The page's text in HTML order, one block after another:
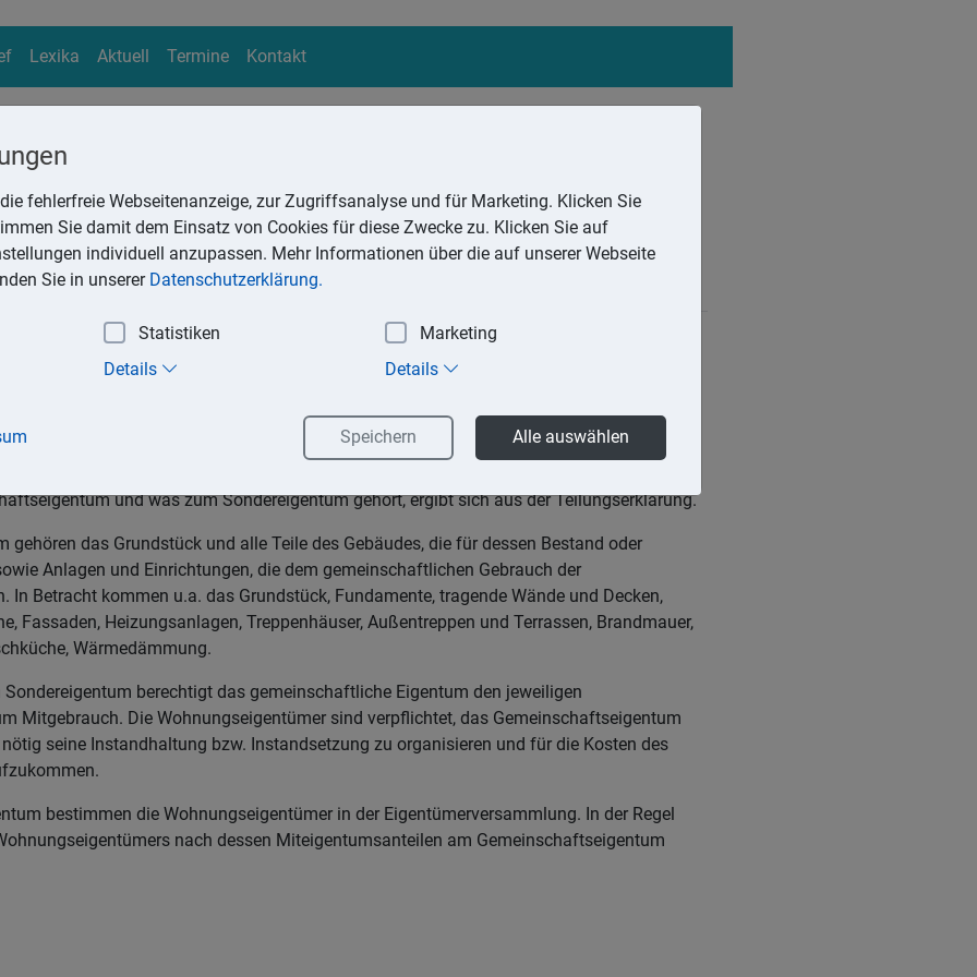
Lexika Aktuell Termine Kontakt
Suchen
beim Wohnungseigentum
muss zwischen zwei Arten von Eigentum unterscheiden: das Sondereigentum und
das Sondereigentum an der Eigentumswohnung (z. B. die Wohnung) dem
allein gehört und er allein dafür verantwortlich ist, gehört das Gemeinschaftseigentum
zusammen. Alles, was damit geschieht, muss gemeinsam beschlossen
und was zum Sondereigentum gehört, ergibt sich aus der Teilungserklärung.
gehören das Grundstück und alle Teile des Gebäudes, die für dessen Bestand oder
Anlagen und Einrichtungen, die dem gemeinschaftlichen Gebrauch der
In Betracht kommen u.a. das Grundstück, Fundamente, tragende Wände und Decken,
Fassaden, Heizungsanlagen, Treppenhäuser, Außentreppen und Terrassen, Brandmauer,
Wärmedämmung.
Sondereigentum berechtigt das gemeinschaftliche Eigentum den jeweiligen
Mitgebrauch. Die Wohnungseigentümer sind verpflichtet, das Gemeinschaftseigentum
seine Instandhaltung bzw. Instandsetzung zu organisieren und für die Kosten des
bestimmen die Wohnungseigentümer in der Eigentümerversammlung. In der Regel
nach dessen Miteigentumsanteilen am Gemeinschaftseigentum
fehlerfreie Webseitenanzeige, zur Zugriffsanalyse und für Marketing. Klicken Sie
Sie damit dem Einsatz von Cookies für diese Zwecke zu. Klicken Sie auf
individuell anzupassen. Mehr Informationen über die auf unserer Webseite
Sie in unserer Datenschutzerklärung.
Statistiken
Marketing
Details Details
Speichern Alle auswählen